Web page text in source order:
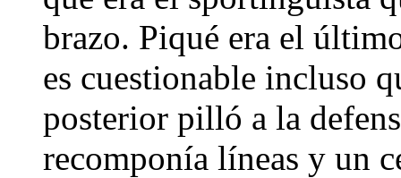
brazo. Piqué era el
es cuestionable incluso
posterior pilló a la
recomponía líneas y un